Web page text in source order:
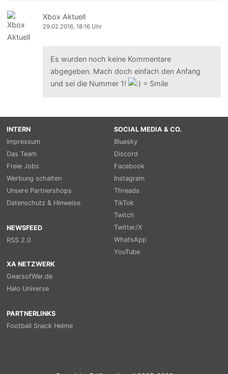
Xbox Aktuell
29.02.2016, 18:16 Uhr
Es wurden noch keine Kommentare
abgegeben. Mach doch einfach den Anfang
und sei die Nummer 1!
INTERN
Impressum
Das Team
Freie Jobs
Werbung schalten
Unsere Partnershops
Datenschutz & Hinweise
NEWSFEED
RSS 2.0
SOCIAL MEDIA & CO.
Bluesky
Discord
Facebook
Instagram
Threads
TikTok
Twitch
Twitter/X
WhatsApp
YouTube
XA NETZWERK
GearsofWar.de
Halo Universe
PARTNERLINKS
Football Snack Helme